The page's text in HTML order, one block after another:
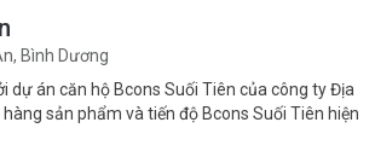
Bình Dương
dự án căn hộ Bcons Suối Tiên của công ty Địa
sản phẩm và tiến độ Bcons Suối Tiên hiện